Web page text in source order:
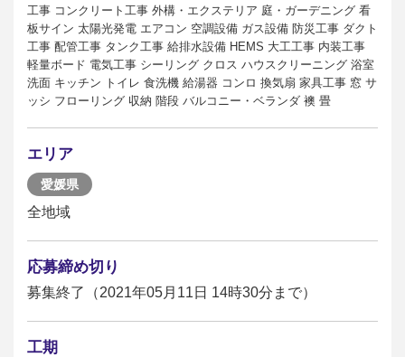
工事 コンクリート工事 外構・エクステリア 庭・ガーデニング 看
板サイン 太陽光発電 エアコン 空調設備 ガス設備 防災工事 ダクト
工事 配管工事 タンク工事 給排水設備 HEMS 大工工事 内装工事
軽量ボード 電気工事 シーリング クロス ハウスクリーニング 浴室
洗面 キッチン トイレ 食洗機 給湯器 コンロ 換気扇 家具工事 窓 サ
ッシ フローリング 収納 階段 バルコニー・ベランダ 襖 畳
エリア
愛媛県
全地域
応募締め切り
募集終了（2021年05月11日 14時30分まで）
工期